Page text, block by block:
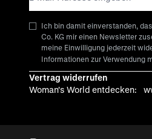
Ich bin damit einverstanden,
Co. KG mir einen Newsletter
meine Einwilligung jederzeit
Informationen zur Verwendung
Vertrag widerrufen
Woman's World entdecken: